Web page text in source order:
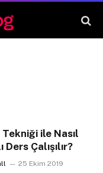
ile Nasıl
Ders Çalışılır?
25 Ekim 2019